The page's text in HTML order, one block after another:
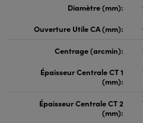
Diamètre (mm):
Ouverture Utile CA (mm):
Centrage (arcmin):
Épaisseur Centrale CT 1
(mm):
Épaisseur Centrale CT 2
(mm):